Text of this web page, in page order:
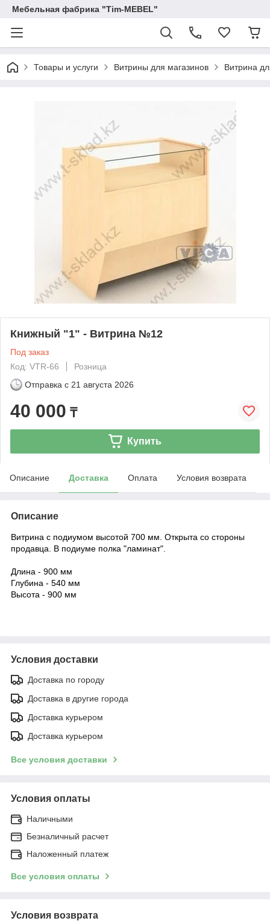
Мебельная фабрика "Tim-MEBEL"
Товары и услуги Витрины для магазинов Витрина
Книжный "1" - Витрина №12
Под заказ
Код: VTR-66
Розница
Отправка с 21 августа 2026
40 000 ₸
Купить
Описание Доставка Оплата Условия возврата
Описание
Витрина с подиумом высотой 700 мм. Открыта со стороны
продавца. В подиуме полка "ламинат".
Длина - 900 мм
Глубина - 540 мм
Высота - 900 мм
Условия доставки
Доставка по городу
Доставка в другие города
Доставка курьером
Доставка курьером
Все условия доставки
Условия оплаты
Наличными
Безналичный расчет
Наложенный платеж
Все условия оплаты
Условия возврата